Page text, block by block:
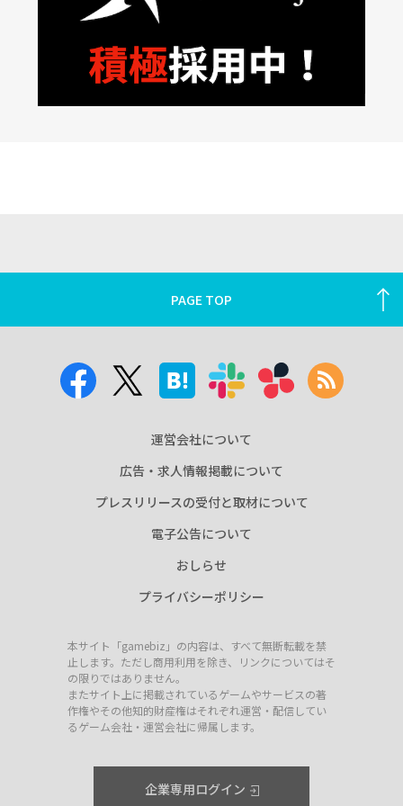
PAGE TOP
運営会社について
広告・求人情報掲載について
プレスリリースの受付と取材について
電子公告について
おしらせ
プライバシーポリシー
本サイト「gamebiz」の内容は、すべて無断転載を禁
止します。ただし商用利用を除き、リンクについてはそ
の限りではありません。
またサイト上に掲載されているゲームやサービスの著
作権やその他知的財産権はそれぞれ運営・配信してい
るゲーム会社・運営会社に帰属します。
企業専用ログイン